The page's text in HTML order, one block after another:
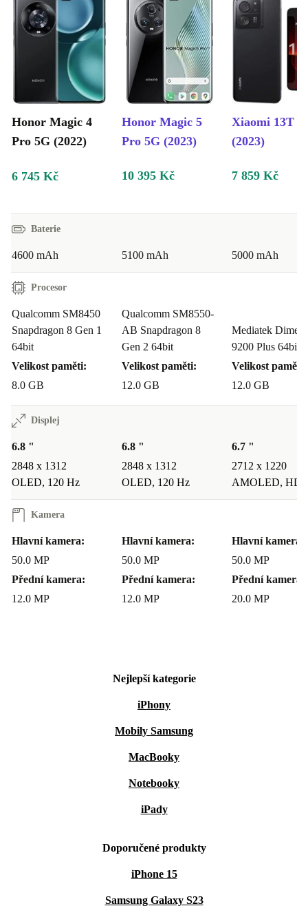
Honor Magic 4
Pro 5G (2022)
Honor Magic 5
Pro 5G (2023)
Xiaomi 13T
(2023)
6 745 Kč 10 395 Kč 7 859 Kč
Baterie
4600 mAh 5100 mAh 5000 mAh
Procesor
Qualcomm SM8450
Snapdragon 8 Gen 1
64bit
Velikost paměti:
8.0 GB
Qualcomm SM8550-
AB Snapdragon 8
Gen 2 64bit
Velikost paměti:
12.0 GB
Mediatek
9200 Plus 64bit
Velikost paměti:
12.0 GB
Displej
6.8 "
2848 x 1312
OLED, 120 Hz
6.8 "
2848 x 1312
OLED, 120 Hz
6.7 "
2712 x 1220
AMOLED,
Kamera
Hlavní kamera:
50.0 MP
Přední kamera:
12.0 MP
Hlavní kamera:
50.0 MP
Přední kamera:
12.0 MP
Hlavní kamera:
50.0 MP
Přední kamera:
20.0 MP
Nejlepší kategorie
iPhony
Mobily Samsung
MacBooky
Notebooky
iPady
Doporučené produkty
iPhone 15
Samsung Galaxy S23